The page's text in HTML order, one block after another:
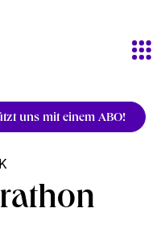
uns mit einem ABO!